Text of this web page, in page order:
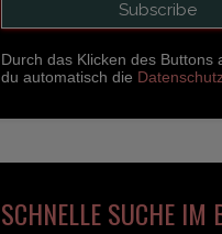
Durch das Klicken des Buttons
du automatisch die
SCHNELLE SUCHE IM